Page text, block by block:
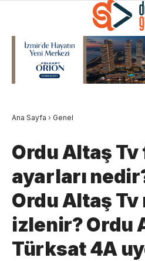
Ana Sayfa › Genel
Ordu Altaş
ayarları
Ordu Altaş Tv
izlenir? Ordu
Türksat 4A